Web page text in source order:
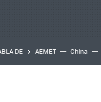
DE AEMET China